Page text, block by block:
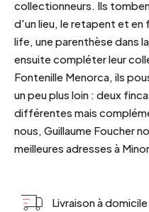
collectionneurs. Ils
d'un lieu, le retapent et en
life, une parenthèse dans
ensuite compléter leur
Fontenille Menorca, ils
un peu plus loin : deux
différentes mais
nous, Guillaume Foucher
meilleures adresses à
Livraison à